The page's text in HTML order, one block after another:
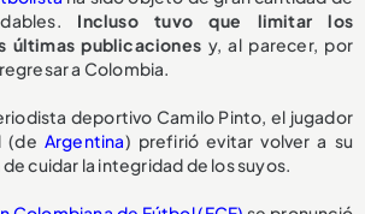
Incluso tuvo que limitar los
últimas publicaciones y, al parecer, por
a Colombia.
deportivo Camilo Pinto, el jugador
(de Argentina) prefirió evitar volver a su
cuidar la integridad de los suyos.